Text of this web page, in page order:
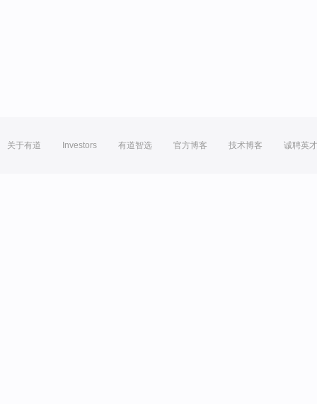
关于有道 Investors 有道智选 官方博客 技术博客 诚聘英才